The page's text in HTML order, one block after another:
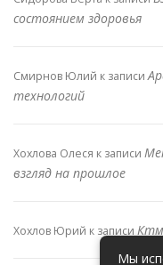
состоянием здоровья
Смирнов Юлий к записи
технологий
Хохлова Олеся к записи
взгляд на прошлое
Хохлов Юрий к записи
Мы